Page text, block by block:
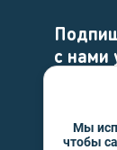
с нами
Мы
чтобы